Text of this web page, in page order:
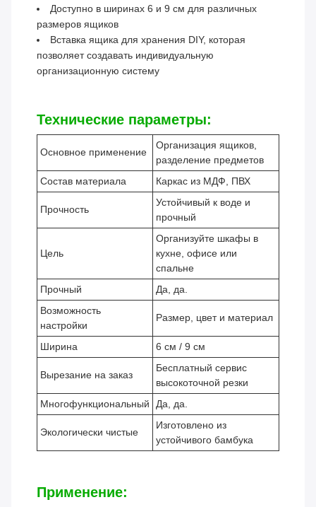
Доступно в ширинах 6 и 9 см для различных
размеров ящиков
Вставка ящика для хранения DIY, которая
позволяет создавать индивидуальную
организационную систему
Технические параметры:
Основное применение
Организация ящиков,
разделение предметов
Состав материала
Каркас из МДФ, ПВХ
Прочность
Устойчивый к воде и
прочный
Цель
Организуйте шкафы в
кухне, офисе или
спальне
Прочный
Да, да.
Возможность
настройки
Размер, цвет и материал
Ширина 6 см / 9 см
Вырезание на заказ
Бесплатный сервис
высокоточной резки
Многофункциональный
Да, да.
Экологически чистые
Изготовлено из
устойчивого бамбука
Применение: